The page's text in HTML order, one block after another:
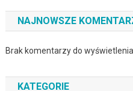
NAJNOWSZE
Brak komentarzy do wyświetlenia.
KATEGORIE